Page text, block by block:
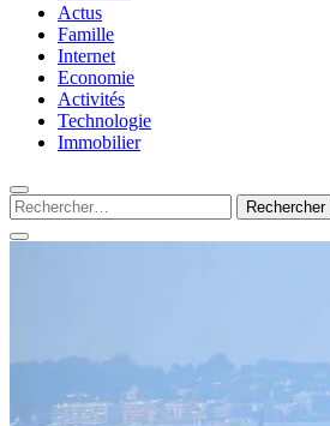
Silamots : le
presse
du web
Actus
Famille
Internet
Economie
Activités
Technologie
Immobilier
Rechercher :